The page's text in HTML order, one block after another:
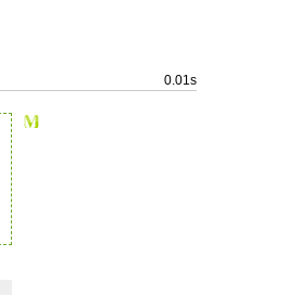
0.01s